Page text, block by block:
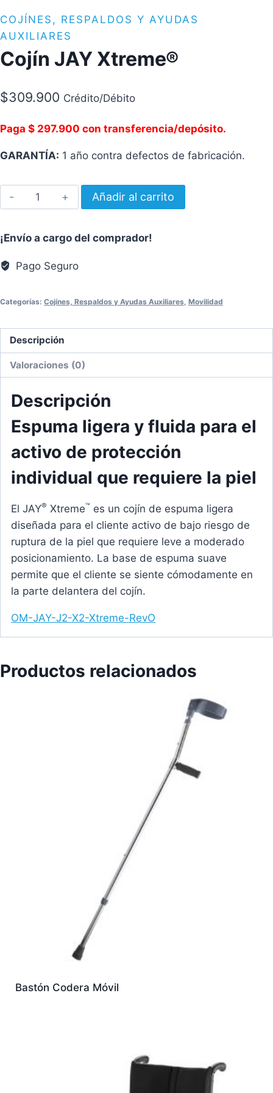
COJÍNES, RESPALDOS Y AYUDAS
AUXILIARES
Cojín JAY Xtreme®
$309.900 Crédito/Débito
Paga $ 297.900 con transferencia/depósito.
GARANTÍA: 1 año contra defectos de fabricación.
Cojín
JAY
cantidad
Añadir al carrito
¡Envío a cargo del comprador!
Pago Seguro
Categorías: Cojínes, Respaldos y Ayudas Auxiliares Movilidad
Descripción
Valoraciones (0)
Descripción
Espuma ligera y fluida para el
activo de protección
individual que requiere la piel
El JAY® Xtreme™ es un cojín de espuma ligera
diseñada para el cliente activo de bajo riesgo de
ruptura de la piel que requiere leve a moderado
posicionamiento. La base de espuma suave
permite que el cliente se siente cómodamente en
la parte delantera del cojín.
OM-JAY-J2-X2-Xtreme-RevO
Productos relacionados
Bastón Codera Móvil